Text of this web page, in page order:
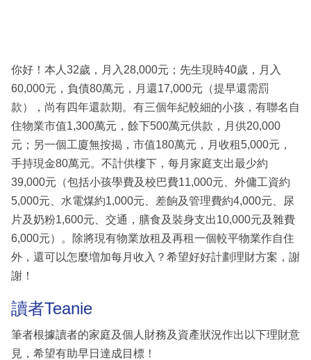
區
你好！本人32歲，月入28,000元；先生現時40歲，月入
60,000元，負債80萬元，月還17,000元（提早還需罰
款），尚有四年還款期。有三個年紀較細的小孩，有聯名自
住物業市值1,300萬元，餘下500萬元供款，月供20,000
元；另一個工廈無按揭，市值180萬元，月收租5,000元，
手持現金80萬元。不計供樓下，每月家庭支出最少約
39,000元（包括小孩學費及校巴費11,000元、外傭工資約
5,000元、水電煤約1,000元、差餉及管理費約4,000元、尿
片及奶粉1,600元、交通，膳食及裝身支出10,000元及雜費
6,000元）。除將現有物業放租及再租一個較平物業作自住
外，還可以怎麼増加每月收入？希望好好計劃理財方案，謝
謝！
讀者Teanie
筆者根據讀者的家庭及個人財務及資產狀況作出以下理財意
見，希望有助早日達成目標！